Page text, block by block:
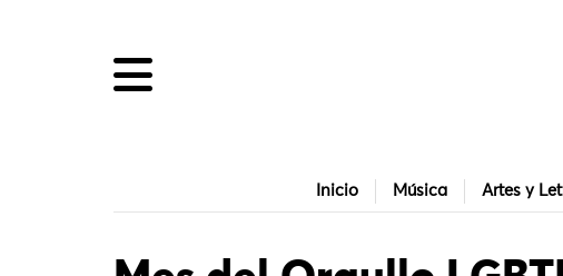
Inicio Música Artes y